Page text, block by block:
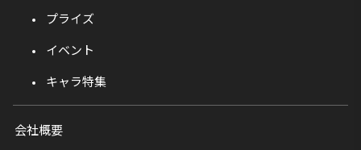
プライズ
イベント
キャラ特集
会社概要